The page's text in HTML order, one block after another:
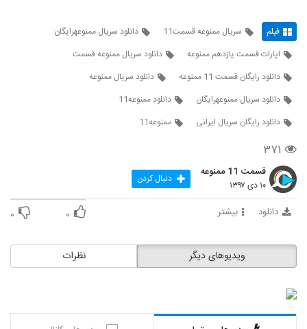
فیلم سريال ممنوعه قسمت11
دانلود سریال ممنوعهرایگان
اپارات قسمت یازدهم ممنوعه
دانلود سریال ممنوعه قسمت
دانلود رایگان قسمت 11 ممنوعه
دانلود سریال ممنوعه
دانلود سریال ممنوعهرایگان
دانلود ممنوعه11
دانلود رایگان سریال ایرانی
ممنوعه11
۳۷۱
قسمت 11 ممنوعه
۱۰ دی ۱۳۹۷ دنبال کردن
دانلود بیشتر ۰ ۰
نظرات ویدیوهای دیگر